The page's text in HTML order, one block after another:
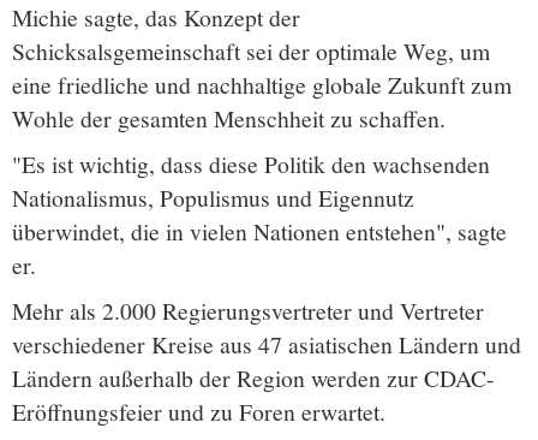
Michie sagte, das Konzept der
Schicksalsgemeinschaft sei der optimale Weg, um
eine friedliche und nachhaltige globale Zukunft zum
Wohle der gesamten Menschheit zu schaffen.
"Es ist wichtig, dass diese Politik den wachsenden
Nationalismus, Populismus und Eigennutz
überwindet, die in vielen Nationen entstehen", sagte
er.
Mehr als 2.000 Regierungsvertreter und Vertreter
verschiedener Kreise aus 47 asiatischen Ländern und
Ländern außerhalb der Region werden zur CDAC-
Eröffnungsfeier und zu Foren erwartet.